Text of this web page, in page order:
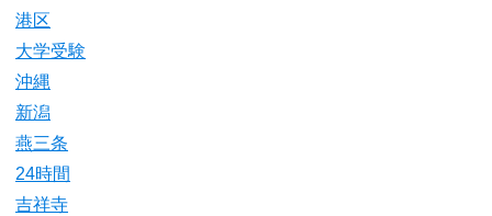
港区
大学受験
沖縄
新潟
燕三条
24時間
吉祥寺